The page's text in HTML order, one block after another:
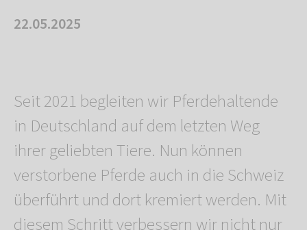
22.05.2025
Seit 2021 begleiten wir Pferdehaltende
in Deutschland auf dem letzten Weg
ihrer geliebten Tiere. Nun können
verstorbene Pferde auch in die Schweiz
überführt und dort kremiert werden. Mit
diesem Schritt verbessern wir nicht nur